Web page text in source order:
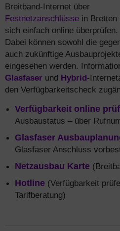
Breitband-Internet über
Festnetzanschlüsse in Bretten
sich einfach online überprüfen.
Dabei können sowohl die
auch zukünftige
eingesehen werden.
Glasfaser und Hybrid-
den Verfügbarkeitscheck
Verfügbarkeit online
Ausbaustatus – über
Glasfaser
Glasfaser Anschluss
Netzausbau Karte
Hotline (Verfügbarkeit
Tarifberatung)